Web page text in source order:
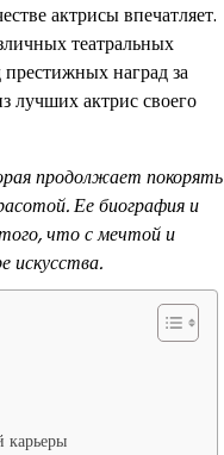
актрисы впечатляет.
театральных
наград за
лучших актрис своего
продолжает покорять
Ее биография и
что с мечтой и
искусства.
карьеры